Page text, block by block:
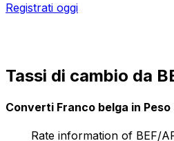
Registrati oggi
Tassi di cambio da
Converti Franco belga in
Rate information of BEF/